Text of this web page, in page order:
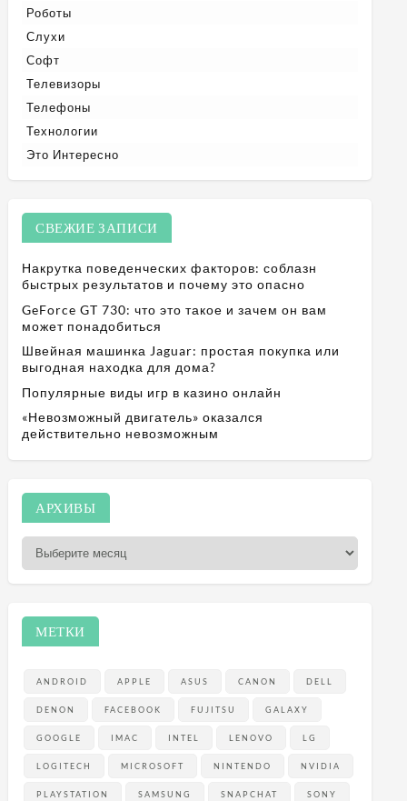
Роботы
Слухи
Софт
Телевизоры
Телефоны
Технологии
Это Интересно
СВЕЖИЕ ЗАПИСИ
Накрутка поведенческих факторов: соблазн
быстрых результатов и почему это опасно
GeForce GT 730: что это такое и зачем он вам
может понадобиться
Швейная машинка Jaguar: простая покупка или
выгодная находка для дома?
Популярные виды игр в казино онлайн
«Невозможный двигатель» оказался
действительно невозможным
АРХИВЫ
А
в
МЕТКИ
ANDROID APPLE ASUS CANON DELL
DENON FACEBOOK FUJITSU GALAXY
GOOGLE IMAC INTEL LENOVO LG
LOGITECH MICROSOFT NINTENDO NVIDIA
PLAYSTATION SAMSUNG SNAPCHAT SONY